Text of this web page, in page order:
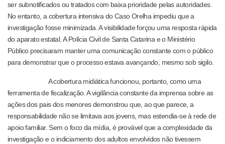
ser subnotificados ou tratados com baixa prioridade pelas autoridades.
No entanto, a cobertura intensiva do Caso Orelha impediu que a
investigação fosse minimizada. A visibilidade forçou uma resposta rápida
do aparato estatal. A Polícia Civil de Santa Catarina e o Ministério
Público precisaram manter uma comunicação constante com o público
para demonstrar que o processo estava avançando, mesmo sob sigilo.
A cobertura midiática funcionou, portanto, como uma
ferramenta de fiscalização. A vigilância constante da imprensa sobre as
ações dos pais dos menores demonstrou que, ao que parece, a
responsabilidade não se limitava aos jovens, mas estendia-se à rede de
apoio familiar. Sem o foco da mídia, é provável que a complexidade da
investigação e o indiciamento dos adultos envolvidos não tivessem